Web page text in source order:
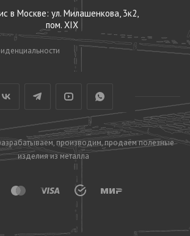
в Москве: ул. Милашенкова, 3к2,
пом. XIX
производим, продаём полезные
изделия из металла